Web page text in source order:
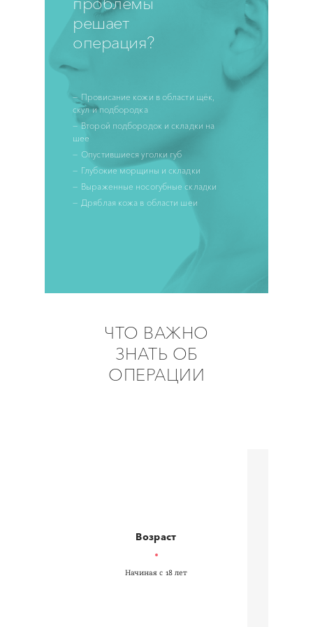
решает
операция?
Провисание кожи в области щёк,
скул и подбородка
Второй подбородок и складки на
шее
Опустившиеся уголки губ
Глубокие морщины и складки
Выраженные носогубные складки
Дряблая кожа в области шеи
ЧТО ВАЖНО
ЗНАТЬ ОБ
ОПЕРАЦИИ
Возраст
Начиная с 18 лет